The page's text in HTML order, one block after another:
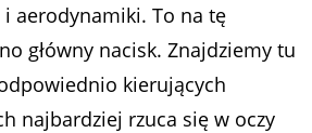
i aerodynamiki. To na tę
główny nacisk. Znajdziemy tu
kierujących
najbardziej rzuca się w oczy